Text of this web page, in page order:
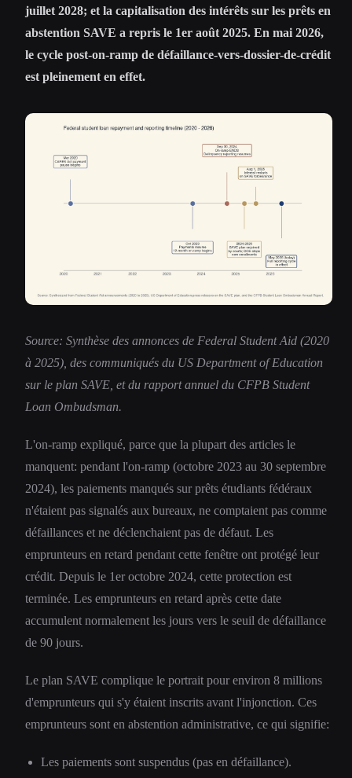
juillet 2028; et la capitalisation des intérêts sur les prêts en
abstention SAVE a repris le 1er août 2025. En mai 2026,
le cycle post-on-ramp de défaillance-vers-dossier-de-crédit
est pleinement en effet.
Source: Synthèse des annonces de Federal Student Aid (2020
à 2025), des communiqués du US Department of Education
sur le plan SAVE, et du rapport annuel du CFPB Student
Loan Ombudsman.
L'on-ramp expliqué, parce que la plupart des articles le
manquent: pendant l'on-ramp (octobre 2023 au 30 septembre
2024), les paiements manqués sur prêts étudiants fédéraux
n'étaient pas signalés aux bureaux, ne comptaient pas comme
défaillances et ne déclenchaient pas de défaut. Les
emprunteurs en retard pendant cette fenêtre ont protégé leur
crédit. Depuis le 1er octobre 2024, cette protection est
terminée. Les emprunteurs en retard après cette date
accumulent normalement les jours vers le seuil de défaillance
de 90 jours.
Le plan SAVE complique le portrait pour environ 8 millions
d'emprunteurs qui s'y étaient inscrits avant l'injonction. Ces
emprunteurs sont en abstention administrative, ce qui signifie:
Les paiements sont suspendus (pas en défaillance).